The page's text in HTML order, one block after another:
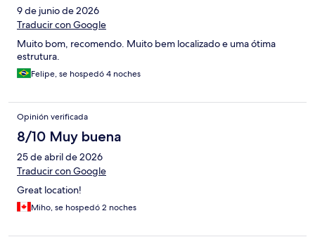
9 de junio de 2026
Traducir con Google
Muito bom, recomendo. Muito bem localizado e uma ótima
estrutura.
Felipe, se hospedó 4 noches
Opinión verificada
8/10 Muy buena
25 de abril de 2026
Traducir con Google
Great location!
Miho, se hospedó 2 noches